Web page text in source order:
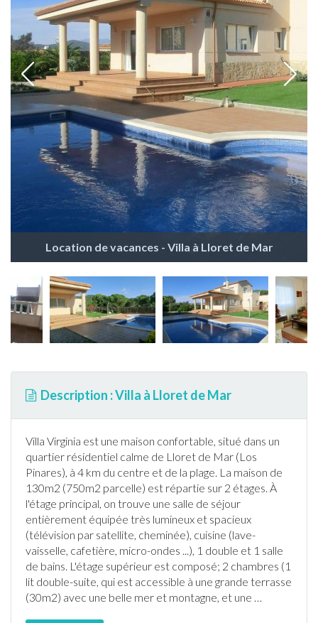
Location de vacances - Villa à Lloret de Mar
Description : Villa à Lloret de Mar
Villa Virginia est une maison confortable, situé dans un
quartier résidentiel calme de Lloret de Mar (Los
Pinares), à 4 km du centre et de la plage. La maison de
130m2 (750m2 parcelle) est répartie sur 2 étages. À
l'étage principal, on trouve une salle de séjour
entièrement équipée très lumineux et spacieux
(télévision par satellite, cheminée), cuisine (lave-
vaisselle, cafetière, micro-ondes ...), 1 double et 1 salle
de bains. L'étage supérieur est composé; 2 chambres (1
lit double-suite, qui est accessible à une grande terrasse
(30m2) avec une belle mer et montagne, et une …